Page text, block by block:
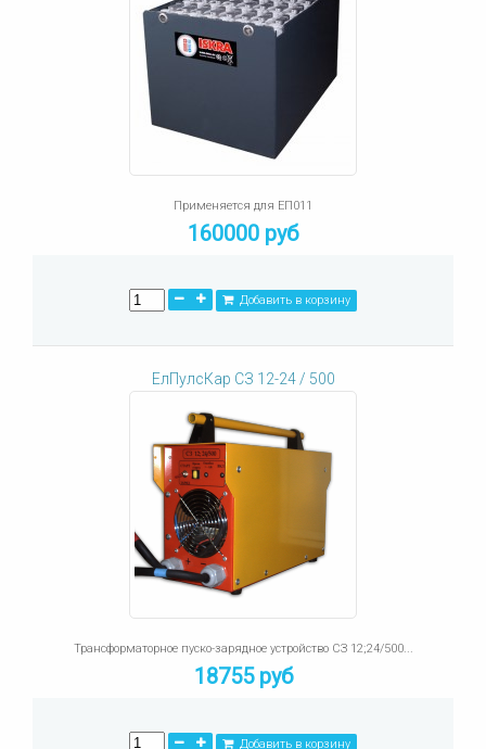
Применяется для ЕП011
160000 руб
Добавить в корзину
ЕлПулсКар СЗ 12-24 / 500
Трансформаторное пуско-зарядное устройство СЗ 12;24/500...
18755 руб
Добавить в корзину